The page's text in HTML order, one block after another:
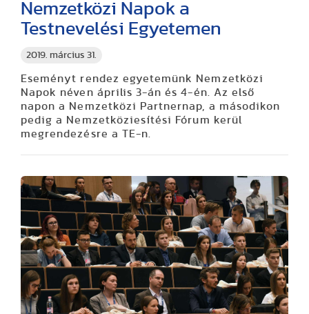
2019. március 31.
Nemzetközi Napok a
Testnevelési Egyetemen
Eseményt rendez egyetemünk Nemzetközi
Napok néven április 3-án és 4-én. Az első
napon a Nemzetközi Partnernap, a másodikon
pedig a Nemzetköziesítési Fórum kerül
megrendezésre a TE-n.